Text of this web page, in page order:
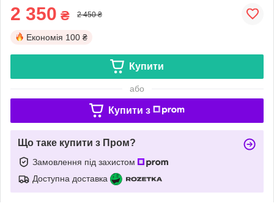
2 350 ₴ 2 450 ₴
Економія 100 ₴
Купити
або
Купити з
Що таке купити з Пром?
Замовлення під захистом
Доступна доставка